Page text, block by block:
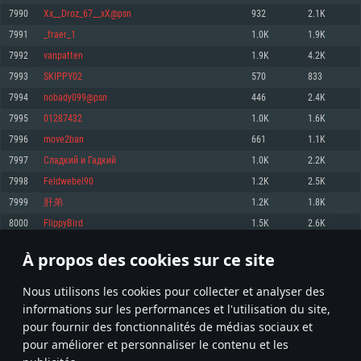
À propos des cookies sur ce site
Nous utilisons les cookies pour collecter et analyser des
informations sur les performances et l'utilisation du site,
pour fournir des fonctionnalités de médias sociaux et
pour améliorer et personnaliser le contenu et les
Mémoire: 4 GB
Carte graphique supportant DirectX 11: AMD Radeon 77XX / NVIDIA
GeForce GTX 660. La résolution minimale supportée par le jeu est de 720p
Connection: Connexion Internet à haut débit
Disque dur: 23.1 Go (client minimal)
Recommandée
1060 et plus, Radeon RX 570 et plus.
Disque dur: 75.9 Go (client complet)
pas supportés)
Mémoire: 6 GB
Carte graphique: Intel Iris Pro 5200 (Mac), ou analogue AMD/Nvidia. La
résolution minimale supportée par le jeu est de 720p.
Connection: Connexion Internet à haut débit
Disque dur: 62,2 Go (client minimal)
Recommandée
OS: Mac OS Big Sur 11.0 ou plus récent
Processeur: Core i7 (Les processeurs Intel Xeon ne sont pas supportés)
Mémoire: 8 GB
Carte graphique: Radeon Vega II ou plus avec support de Metal
Disque dur: 62,2 Go (client complet)
Mémoire: 4 GB
Carte graphique: NVIDIA 660 avec les derniers drivers (moins de 6 mois) /
de même pour AMD (La résolution minimale supportée par le jeu est de
720p)
Connection: Connexion Internet à haut débit
Disque dur: 62,2 Go (client minimal)
Recommandée
OS: Ubuntu 20.04 64bit
Processeur: Intel Core i7
Mémoire: 8 GB
Carte graphique: NVIDIA 1060 avec les derniers drivers (moins de 6 mois) /
6 mois et supportant Vulkan
Connection: Connexion Internet à haut débit
Disque dur: 60,2 Go (client complet)
7990 Xx__Droz_67__xX@psn 932 2.1K
7991 _fraer_1 1.0K 1.9K
7992 vanpatten 1.9K 4.2K
7993 SKIPPY02 570 833
7994 nobady099@psn 446 2.4K
7995 01287432 1.0K 1.6K
7996 move2ban 661 1.1K
7997 Сладкий и Гадкий 1.0K 2.2K
7998 Feldwebel90 1.2K 2.5K
7999 肝弟 1.2K 1.8K
8000 FlippyBird 1.5K 2.6K
* Classement mis à jour quotidiennement
399 400 401 500